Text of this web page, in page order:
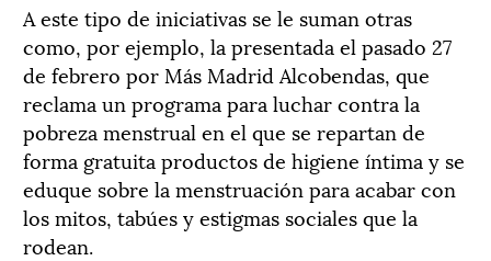
A este tipo de iniciativas se le suman otras
como, por ejemplo, la presentada el pasado 27
de febrero por Más Madrid Alcobendas, que
reclama un programa para luchar contra la
pobreza menstrual en el que se repartan de
forma gratuita productos de higiene íntima y se
eduque sobre la menstruación para acabar con
los mitos, tabúes y estigmas sociales que la
rodean.